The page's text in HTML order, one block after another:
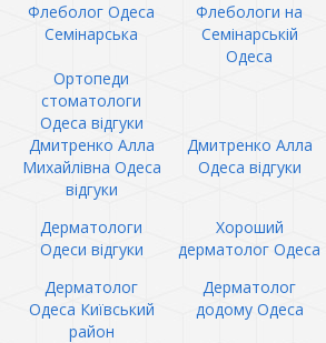
Флеболог Одеса
Семінарська
Флебологи на
Семінарській
Одеса
Ортопеди
стоматологи
Одеса відгуки
Дмитренко Алла
Михайлівна Одеса
відгуки
Дмитренко Алла
Одеса відгуки
Дерматологи
Одеси відгуки
Хороший
дерматолог Одеса
Дерматолог
Одеса Київський
район
Дерматолог
додому Одеса